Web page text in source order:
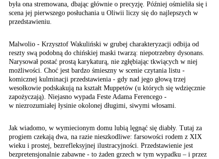
była ona stremowana, dbając głównie o precyzję. Później ośmieliła się i
scena jej pierwszego posłuchania u Oliwii liczy się do najlepszych w
przedstawieniu.
Malwolio - Krzysztof Wakuliński w grubej cha­rakteryzacji odbija od
reszty swą podobną do chińskiej maski twarzą: niepotrzebny dyso­nans.
Narysował postać prostą karykaturą, nie zgłębiając tkwiących w niej
możliwości. Choć jest bardzo śmieszny w scenie czytania listu -
komicznej kulminacji przedstawienia - gdy nad jego głową trzej
wesołkowie podskakują na kształt Muppetów (u których się wdzięcznie
zapożyczają). Niejasno wypada Feste Adama Ferencego -
w niezrozumiałej łysinie okolonej długimi, siwymi włosami.
Jak wiadomo, w wymiecionym domu lubią lęg­nąć się diabły. Tutaj za
progiem czekają dwa, na razie nieszkodliwe: farsowości rodem z XIX
wieku i prostej, bezrefleksyjnej ilustracyjności. Przedstawienie jest
bezpretensjonalnie za­bawne - to żaden grzech w tym wypadku – i przez